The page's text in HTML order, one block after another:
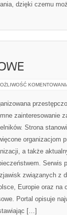
dzięki czemu
zainteresowanie
Strona
organizacjom
a także
Serwis
związanych z
Europie oraz na
Portal opisuje
[…]